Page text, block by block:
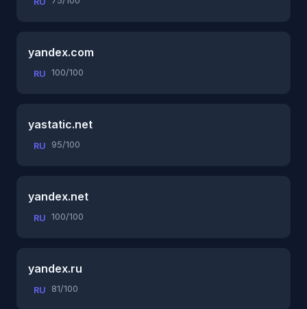
yandex.com
RU 100/100
yastatic.net
RU 95/100
yandex.net
RU 100/100
yandex.ru
RU 81/100